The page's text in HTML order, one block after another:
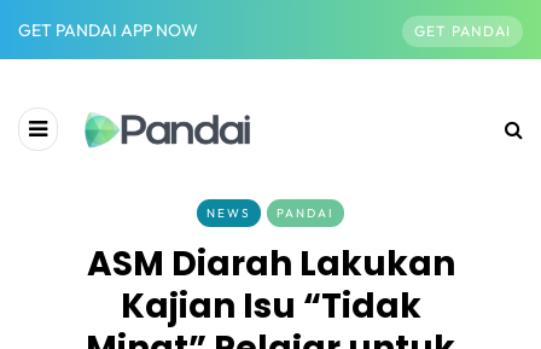
GET PANDAI APP NOW GET PANDAI
NEWS PANDAI
ASM Diarah Lakukan
Kajian Isu “Tidak